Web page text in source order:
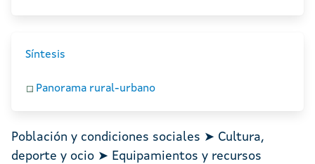
Síntesis
Panorama rural-urbano
Población y condiciones sociales ➤ Cultura,
deporte y ocio ➤ Equipamientos y recursos